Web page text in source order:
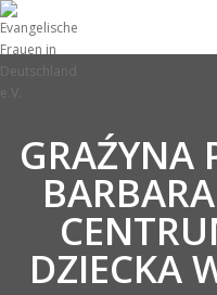
GRAŹYNA
DZIECKA